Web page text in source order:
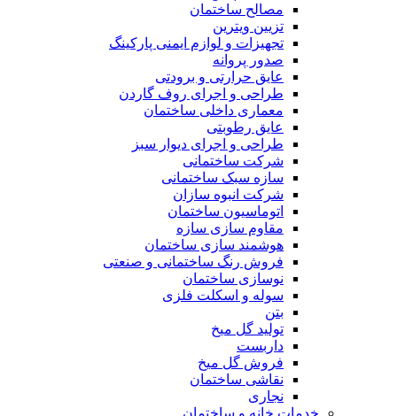
مصالح ساختمان
تزیین ویترین
تجهیزات و لوازم ایمنی پارکینگ
صدور پروانه
عایق حرارتی و برودتی
طراحی و اجرای روف گاردن
معماری داخلی ساختمان
عایق رطوبتی
طراحی و اجرای دیوار سبز
شرکت ساختمانی
سازه سبک ساختمانی
شرکت انبوه سازان
اتوماسیون ساختمان
مقاوم سازی سازه
هوشمند سازی ساختمان
فروش رنگ ساختمانی و صنعتی
نوسازی ساختمان
سوله و اسکلت فلزی
بتن
تولید گل میخ
داربست
فروش گل میخ
نقاشی ساختمان
نجاری